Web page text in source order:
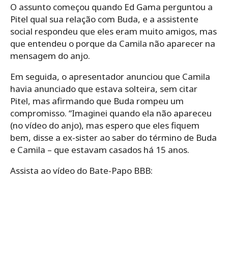
O assunto começou quando Ed Gama perguntou a
Pitel qual sua relação com Buda, e a assistente
social respondeu que eles eram muito amigos, mas
que entendeu o porque da Camila não aparecer na
mensagem do anjo.
Em seguida, o apresentador anunciou que Camila
havia anunciado que estava solteira, sem citar
Pitel, mas afirmando que Buda rompeu um
compromisso. “Imaginei quando ela não apareceu
(no vídeo do anjo), mas espero que eles fiquem
bem, disse a ex-sister ao saber do término de Buda
e Camila – que estavam casados há 15 anos.
Assista ao vídeo do Bate-Papo BBB: